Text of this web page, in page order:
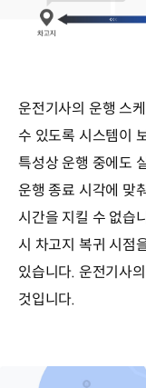
운전기사의 운행 스
수 있도록 시스템이
특성상 운행 중에도
운행 종료 시각에 맞
시간을 지킬 수 없습
시 차고지 복귀 시점
있습니다. 운전기사
것입니다.